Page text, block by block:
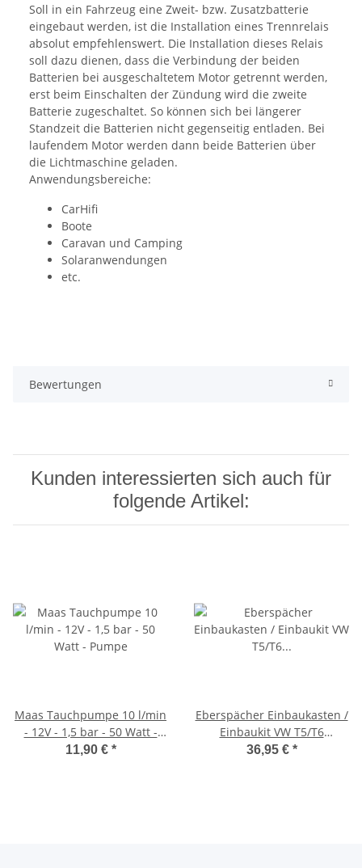
Soll in ein Fahrzeug eine Zweit- bzw. Zusatzbatterie
eingebaut werden, ist die Installation eines Trennrelais
absolut empfehlenswert. Die Installation dieses Relais
soll dazu dienen, dass die Verbindung der beiden
Batterien bei ausgeschaltetem Motor getrennt werden,
erst beim Einschalten der Zündung wird die zweite
Batterie zugeschaltet. So können sich bei längerer
Standzeit die Batterien nicht gegenseitig entladen. Bei
laufendem Motor werden dann beide Batterien über
die Lichtmaschine geladen.
Anwendungsbereiche:
CarHifi
Boote
Caravan und Camping
Solaranwendungen
etc.
Bewertungen
Kunden interessierten sich auch für
folgende Artikel:
Maas Tauchpumpe 10 l/min
- 12V - 1,5 bar - 50 Watt -
Pumpe
11,90 € *
Eberspächer Einbaukasten /
Einbaukit VW T5/T6
Unterflureinbaukasten
36,95 € *